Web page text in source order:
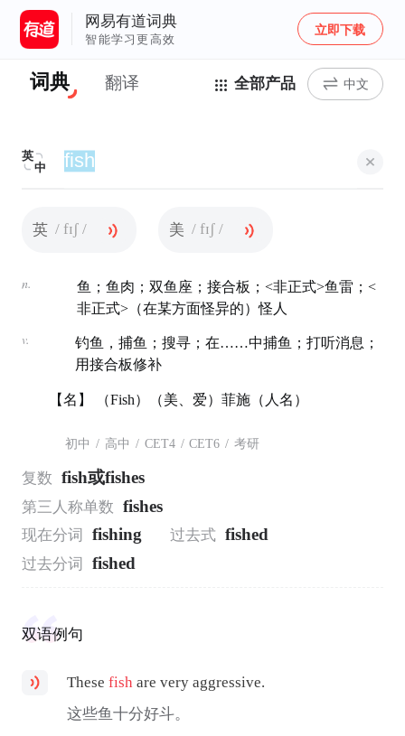
网易有道词典
智能学习更高效
立即下载
词典 翻译 全部产品 中文
英
中
英 / fɪʃ / 美 / fɪʃ /
n.
鱼；鱼肉；双鱼座；接合板；<非正式>鱼雷；<
非正式>（在某方面怪异的）怪人
v.
钓鱼，捕鱼；搜寻；在……中捕鱼；打听消息；
用接合板修补
【名】 （Fish）（美、爱）菲施（人名）
初中 / 高中 / CET4 / CET6 / 考研
复数 fish或fishes
第三人称单数 fishes
现在分词 fishing 过去式 fished
过去分词 fished
双语例句
Thesefish are very aggressive.
这些鱼十分好斗。